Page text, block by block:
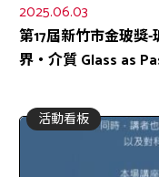
2025.06.03
第17屆新竹市金玻獎
界・介質 Glass as
活動看板